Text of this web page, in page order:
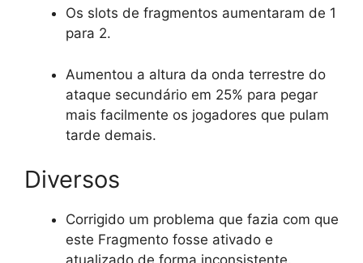
Os slots de fragmentos aumentaram de 1
para 2.
Aumentou a altura da onda terrestre do
ataque secundário em 25% para pegar
mais facilmente os jogadores que pulam
tarde demais.
Diversos
Corrigido um problema que fazia com que
este Fragmento fosse ativado e